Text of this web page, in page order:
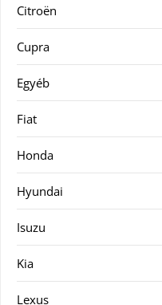
Citroën
Cupra
Egyéb
Fiat
Honda
Hyundai
Isuzu
Kia
Lexus